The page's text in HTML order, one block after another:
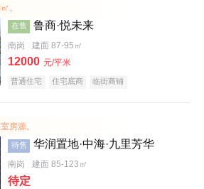
。
在售 鲁商·悦未来
南岗 建面 87-95㎡
12000 元/平米
普通住宅 住宅底商 临街商铺
房源。
待售 华润置地·中海·九里芳华
南岗 建面 85-123㎡
待定